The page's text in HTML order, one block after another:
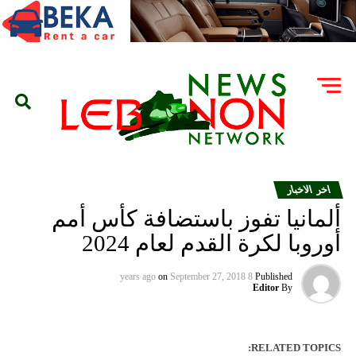
اخر الاخبار
ألمانيا تفوز باستضافة كأس أمم
أوروبا لكرة القدم لعام 2024
Published
8 years ago
on September 27, 2018
By
Editor
RELATED TOPICS: